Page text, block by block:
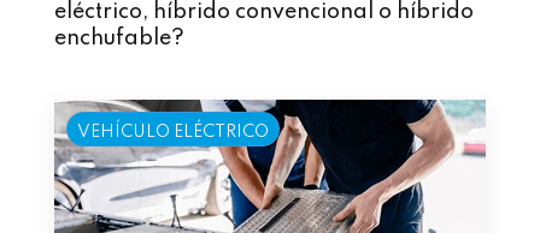
eléctrico, híbrido convencional o híbrido
enchufable?
VEHÍCULO ELÉCTRICO